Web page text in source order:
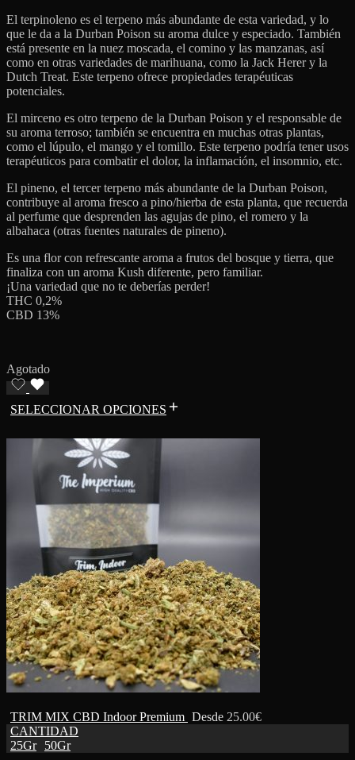
El terpinoleno es el terpeno más abundante de esta variedad, y lo
que le da a la Durban Poison su aroma dulce y especiado. También
está presente en la nuez moscada, el comino y las manzanas, así
como en otras variedades de marihuana, como la Jack Herer y la
Dutch Treat. Este terpeno ofrece propiedades terapéuticas
potenciales.
El mirceno es otro terpeno de la Durban Poison y el responsable de
su aroma terroso; también se encuentra en muchas otras plantas,
como el lúpulo, el mango y el tomillo. Este terpeno podría tener usos
terapéuticos para combatir el dolor, la inflamación, el insomnio, etc.
El pineno, el tercer terpeno más abundante de la Durban Poison,
contribuye al aroma fresco a pino/hierba de esta planta, que recuerda
al perfume que desprenden las agujas de pino, el romero y la
albahaca (otras fuentes naturales de pineno).
Es una flor con refrescante aroma a frutos del bosque y tierra, que
finaliza con un aroma Kush diferente, pero familiar.
¡Una variedad que no te deberías perder!
THC 0,2%
CBD 13%
Agotado
SELECCIONAR OPCIONES
TRIM MIX CBD Indoor Premium Desde 25.00€
CANTIDAD
25Gr
50Gr